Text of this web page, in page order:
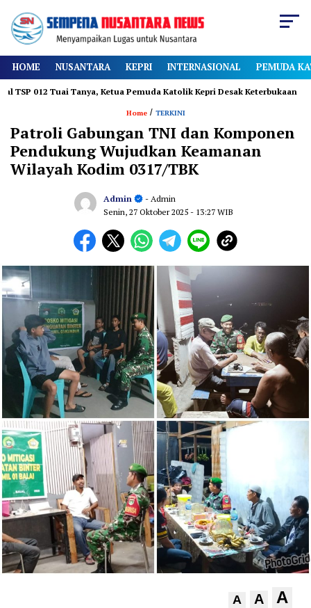
HOME NUSANTARA KEPRI INTERNASIONAL PEMUDA
Tuai Tanya, Ketua Pemuda Katolik Kepri Desak Keterbukaan
Home/ TERKINI
Patroli Gabungan TNI dan Komponen
Pendukung Wujudkan Keamanan
Wilayah Kodim 0317/TBK
Admin
- Admin
Senin, 27 Oktober 2025 - 13:27 WIB
A A A